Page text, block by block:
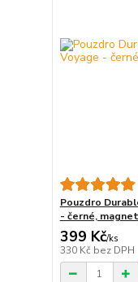
Pouzdro
- černé,
399 Kč/ks
330 Kč bez DPH